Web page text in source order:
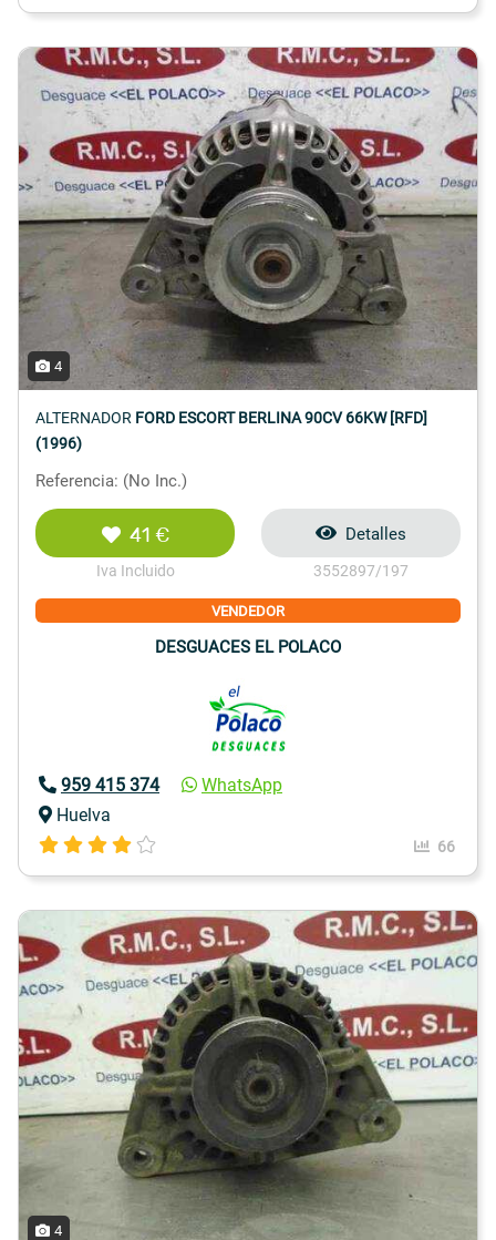
4
ALTERNADOR FORD ESCORT BERLINA 90CV 66KW [RFD]
(1996)
Referencia: (No Inc.)
41 €
Iva Incluido
Detalles
3552897/197
VENDEDOR
DESGUACES EL POLACO
959 415 374
WhatsApp
Huelva
66
4